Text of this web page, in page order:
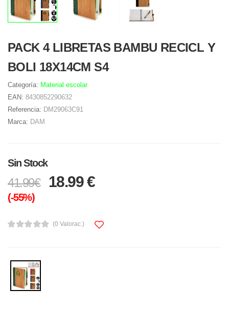
PACK 4 LIBRETAS BAMBU RECICL Y
BOLI 18X14CM S4
Categoría: Material escolar
EAN: 8430852290632
Referencia: DM29063C91
Marca: DAM
Sin Stock
41.99€ 18.99 €
(-55%)
(0 Valorac.)